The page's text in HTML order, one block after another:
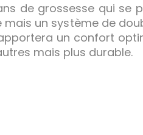
de grossesse qui
un système de
un confort
mais plus durable.